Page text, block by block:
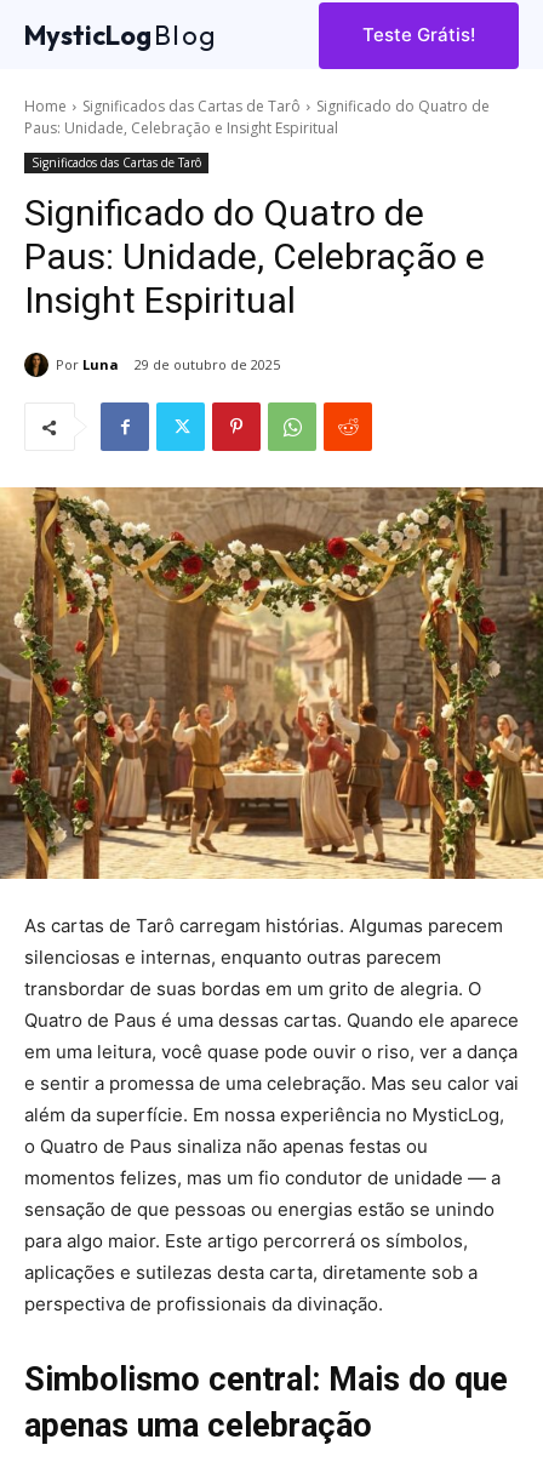
MysticLogBlog Teste Grátis!
Home Significados das Cartas de Tarô
Significado do Quatro de
Paus: Unidade, Celebração e Insight Espiritual
Significados das Cartas de Tarô
Significado do Quatro de
Paus: Unidade, Celebração e
Insight Espiritual
Por Luna 29 de outubro de 2025
As cartas de Tarô carregam histórias. Algumas parecem
silenciosas e internas, enquanto outras parecem
transbordar de suas bordas em um grito de alegria. O
Quatro de Paus é uma dessas cartas. Quando ele aparece
em uma leitura, você quase pode ouvir o riso, ver a dança
e sentir a promessa de uma celebração. Mas seu calor vai
além da superfície. Em nossa experiência no MysticLog,
o Quatro de Paus sinaliza não apenas festas ou
momentos felizes, mas um fio condutor de unidade — a
sensação de que pessoas ou energias estão se unindo
para algo maior. Este artigo percorrerá os símbolos,
aplicações e sutilezas desta carta, diretamente sob a
perspectiva de profissionais da divinação.
Simbolismo central: Mais do que
apenas uma celebração